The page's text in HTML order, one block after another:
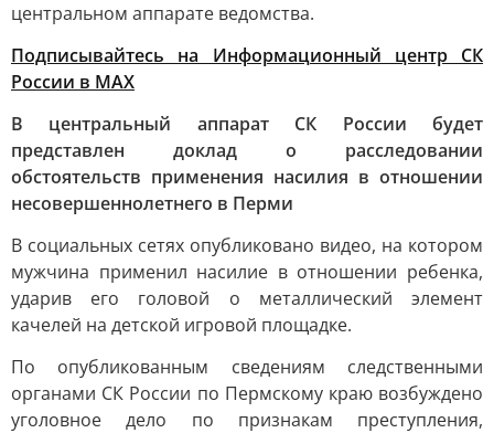
центральном аппарате ведомства.
Подписывайтесь на Информационный центр СК
России в MAХ
В центральный аппарат СК России будет
представлен доклад о расследовании
обстоятельств применения насилия в отношении
несовершеннолетнего в Перми
В социальных сетях опубликовано видео, на котором
мужчина применил насилие в отношении ребенка,
ударив его головой о металлический элемент
качелей на детской игровой площадке.
По опубликованным сведениям следственными
органами СК России по Пермскому краю возбуждено
уголовное дело по признакам преступления,